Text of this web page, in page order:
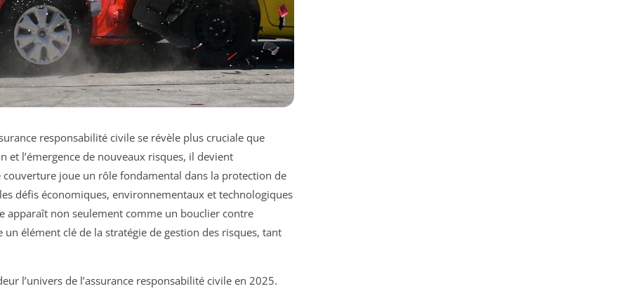
responsabilité civile se révèle plus cruciale que
l’émergence de nouveaux risques, il devient
joue un rôle fondamental dans la protection de
défis économiques, environnementaux et technologiques
apparaît non seulement comme un bouclier contre
élément clé de la stratégie de gestion des risques, tant
l’univers de l’assurance responsabilité civile en 2025.